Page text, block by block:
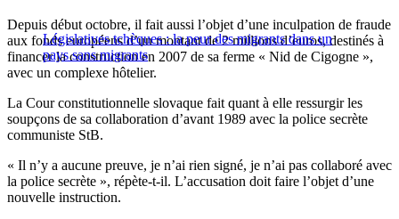
Législatives tchèques : la peur des migrants dans un
pays sans migrants
Depuis début octobre, il fait aussi l’objet d’une inculpation de fraude
aux fonds européens d’un montant de 2 millions d’euros, destinés à
financer la construction en 2007 de sa ferme « Nid de Cigogne »,
avec un complexe hôtelier.
La Cour constitutionnelle slovaque fait quant à elle ressurgir les
soupçons de sa collaboration d’avant 1989 avec la police secrète
communiste StB.
« Il n’y a aucune preuve, je n’ai rien signé, je n’ai pas collaboré avec
la police secrète », répète-t-il. L’accusation doit faire l’objet d’une
nouvelle instruction.